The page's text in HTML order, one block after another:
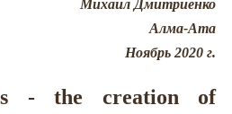
Михаил Дмитриенко
Алма-Ата
Ноябрь 2020 г.
- the creation of